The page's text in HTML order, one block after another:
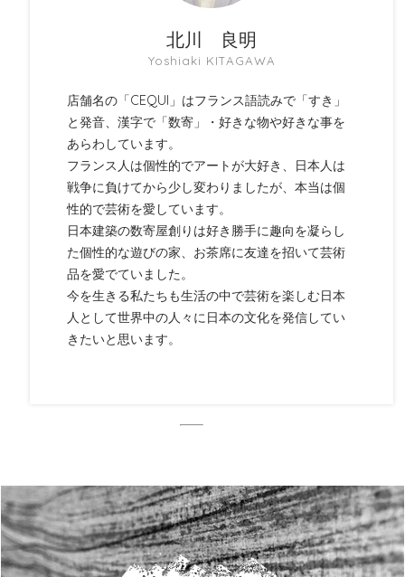
北川 良明
Yoshiaki KITAGAWA
店舗名の「CEQUI」はフランス語読みで「すき」
と発音、漢字で「数寄」・好きな物や好きな事を
あらわしています。
フランス人は個性的でアートが大好き、日本人は
戦争に負けてから少し変わりましたが、本当は個
性的で芸術を愛しています。
日本建築の数寄屋創りは好き勝手に趣向を凝らし
た個性的な遊びの家、お茶席に友達を招いて芸術
品を愛でていました。
今を生きる私たちも生活の中で芸術を楽しむ日本
人として世界中の人々に日本の文化を発信してい
きたいと思います。